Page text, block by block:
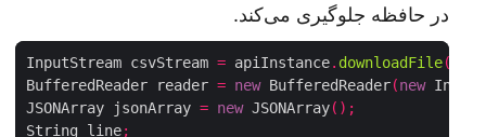
در حافظه جلوگیری می‌کند.
InputStream csvStream = apiInstance.downloadFile
BufferedReader reader = new BufferedReader(new
JSONArray jsonArray = new JSONArray ();
String line